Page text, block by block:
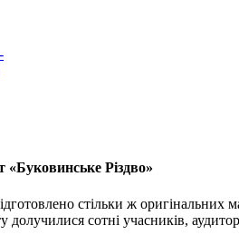
Різдво»
стільки ж оригінальних
сотні учасників,